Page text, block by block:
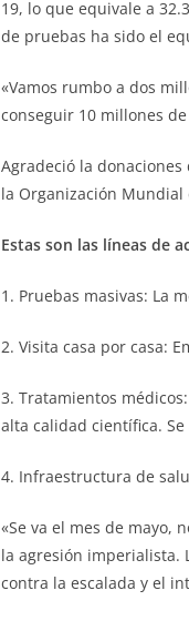
19, lo que equivale a
de pruebas ha sido el
«Vamos rumbo a dos
conseguir 10 millones
Agradeció la
la Organización Mundial
Estas son las líneas de
1. Pruebas masivas: La
2. Visita casa por casa:
3. Tratamientos
alta calidad científica.
4. Infraestructura de
«Se va el mes de mayo,
la agresión imperialista.
contra la escalada y el